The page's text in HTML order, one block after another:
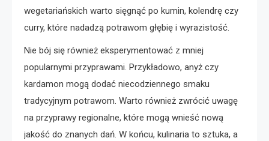
wegetariańskich warto sięgnąć po kumin, kolendrę czy
curry, które nadadzą potrawom głębię i wyrazistość.
Nie bój się również eksperymentować z mniej
popularnymi przyprawami. Przykładowo, anyż czy
kardamon mogą dodać niecodziennego smaku
tradycyjnym potrawom. Warto również zwrócić uwagę
na przyprawy regionalne, które mogą wnieść nową
jakość do znanych dań. W końcu, kulinaria to sztuka, a